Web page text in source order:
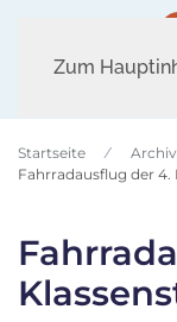
Zum
Startseite Archiv
Fahrradausflug der 4.